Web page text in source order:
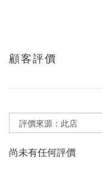
顧客評價
尚未有任何評價